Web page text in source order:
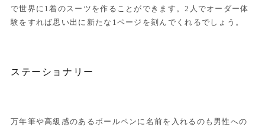
で世界に1着のスーツを作ることができます。2人でオーダー体
験をすれば思い出に新たな1ページを刻んでくれるでしょう。
ステーショナリー
万年筆や高級感のあるボールペンに名前を入れるのも男性への